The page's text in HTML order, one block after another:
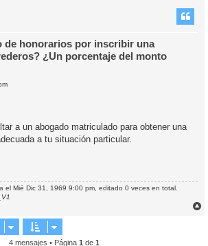
de honorarios por inscribir una
¿Un porcentaje del monto
a un abogado matriculado para obtener una
a tu situación particular.
el Mié Dic 31, 1969 9:00 pm, editado 0 veces en total.
4 mensajes • Página 1 de 1